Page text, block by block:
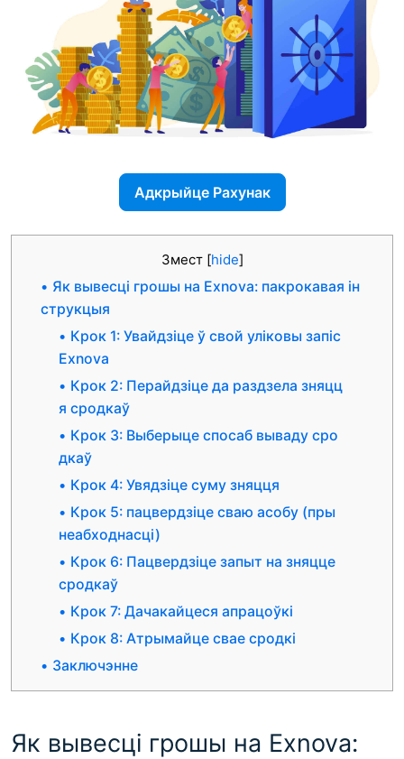
Адкрыйце Рахунак
Змест [hide]
Як вывесці грошы на Exnova: пакрокавая ін
струкцыя
Крок 1: Увайдзіце ў свой уліковы запіс
Exnova
Крок 2: Перайдзіце да раздзела зняцц
я сродкаў
Крок 3: Выберыце спосаб вываду сро
дкаў
Крок 4: Увядзіце суму зняцця
Крок 5: пацвердзіце сваю асобу (пры
неабходнасці)
Крок 6: Пацвердзіце запыт на зняцце
сродкаў
Крок 7: Дачакайцеся апрацоўкі
Крок 8: Атрымайце свае сродкі
Заключэнне
Як вывесці грошы на Exnova: